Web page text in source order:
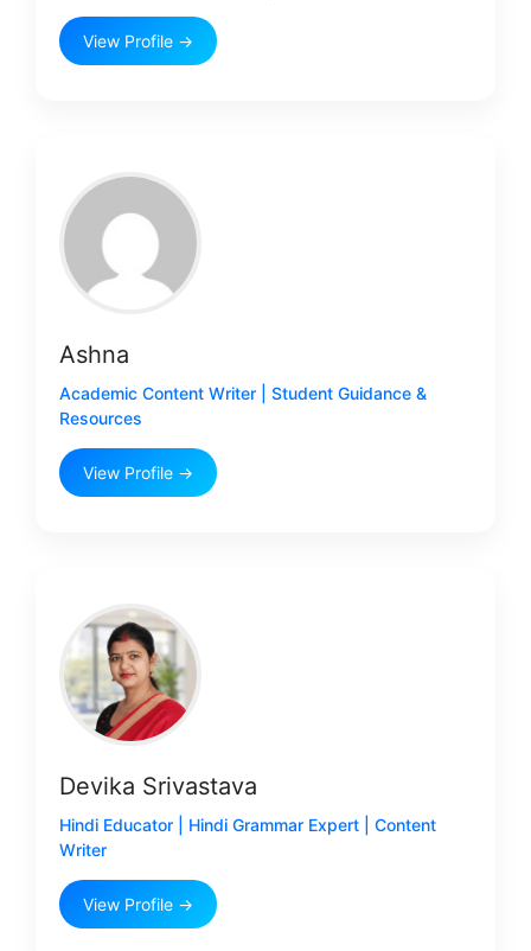
View Profile →
Ashna
Academic Content Writer | Student Guidance &
Resources
View Profile →
Devika Srivastava
Hindi Educator | Hindi Grammar Expert | Content
Writer
View Profile →